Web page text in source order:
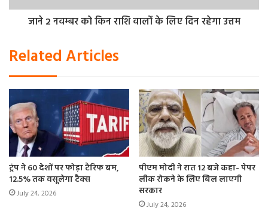
गए और घायल हुए, जहां 1948 में इजरायल के साथ हुए युद्धों के
शरणार्थियों के परिवार रहते हैं। हालांकि, रॉयटर्स रिपोर्ट किए गए
जाने 2 नवम्बर को किन राशि वालों के लिए दिन रहेगा उत्तम
Related Articles
ट्रंप ने 60 देशों पर फोड़ा टैरिफ बम,
12.5% तक वसूलेगा टैक्स
July 24, 2026
पीएम मोदी ने रात 12 बजे कहा- पेपर
लीक रोकने के लिए बिल लाएगी
सरकार
July 24, 2026